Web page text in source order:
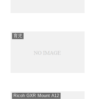
育児
Ricoh GXR Mount A12